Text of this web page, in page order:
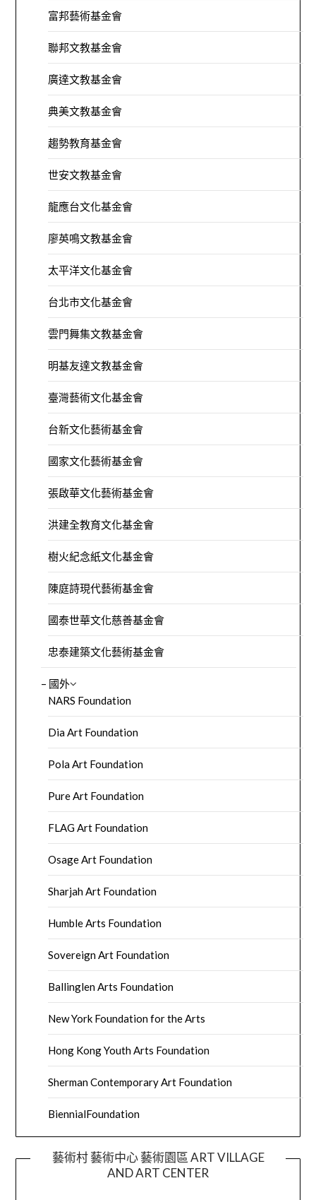
富邦藝術基金會
聯邦文教基金會
廣達文教基金會
典美文教基金會
趨勢教育基金會
世安文教基金會
龍應台文化基金會
廖英鳴文教基金會
太平洋文化基金會
台北市文化基金會
雲門舞集文教基金會
明基友達文教基金會
臺灣藝術文化基金會
台新文化藝術基金會
國家文化藝術基金會
張啟華文化藝術基金會
洪建全教育文化基金會
樹火紀念紙文化基金會
陳庭詩現代藝術基金會
國泰世華文化慈善基金會
忠泰建築文化藝術基金會
– 國外
NARS Foundation
Dia Art Foundation
Pola Art Foundation
Pure Art Foundation
FLAG Art Foundation
Osage Art Foundation
Sharjah Art Foundation
Humble Arts Foundation
Sovereign Art Foundation
Ballinglen Arts Foundation
New York Foundation for the Arts
Hong Kong Youth Arts Foundation
Sherman Contemporary Art Foundation
BiennialFoundation
藝術村 藝術中心 藝術園區 ART VILLAGE
AND ART CENTER